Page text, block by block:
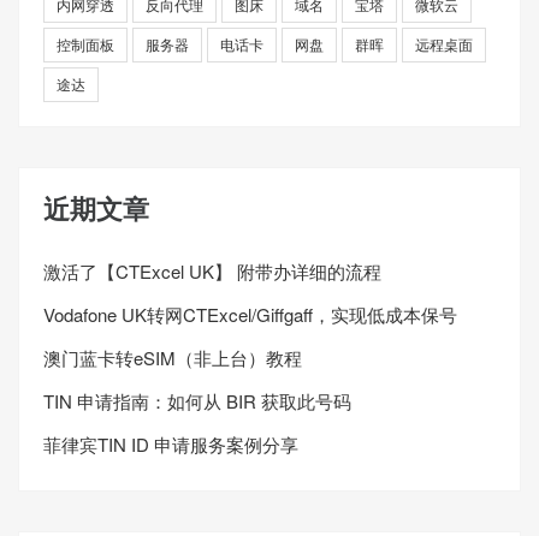
内网穿透 反向代理 图床 域名 宝塔
微软云
控制面板
服务器 电话卡 网盘 群晖
远程桌面
途达
近期文章
激活了【CTExcel UK】 附带办详细的流程
Vodafone UK转网CTExcel/Giffgaff，实现低成本保号
澳门蓝卡转eSIM（非上台）教程
TIN 申请指南：如何从 BIR 获取此号码
菲律宾TIN ID 申请服务案例分享